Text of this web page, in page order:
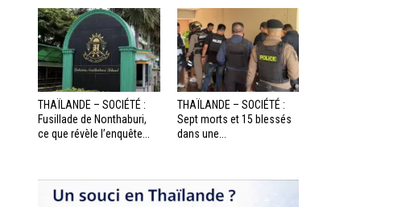
THAÏLANDE – SOCIÉTÉ :
Fusillade de Nonthaburi,
ce que révèle l’enquête...
THAÏLANDE – SOCIÉTÉ :
Sept morts et 15 blessés
dans une...